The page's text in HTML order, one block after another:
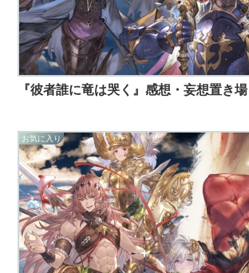
『彼者誰に竜は哭く』感想・妄想置き場
お気に入り